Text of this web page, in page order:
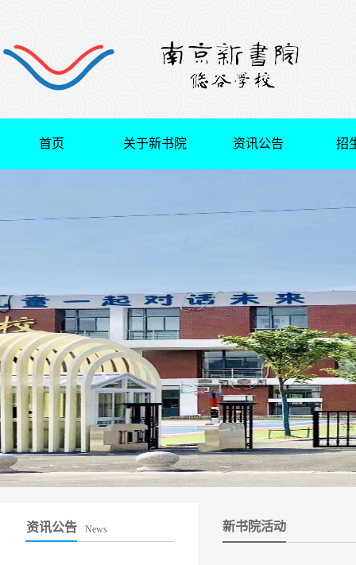
首页 关于新书院 资讯公告 招
资讯公告 News 新书院活动